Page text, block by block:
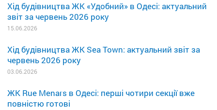
Хід будівництва ЖК «Удобний» в Одесі: актуальний
звіт за червень 2026 року
15.06.2026
Хід будівництва ЖК Sea Town: актуальний звіт за
червень 2026 року
03.06.2026
ЖК Rue Menars в Одесі: перші чотири секції вже
повністю готові